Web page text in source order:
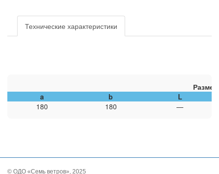
Технические характеристики
a
b
L
180
180 —
© ОДО «Семь ветров», 2025